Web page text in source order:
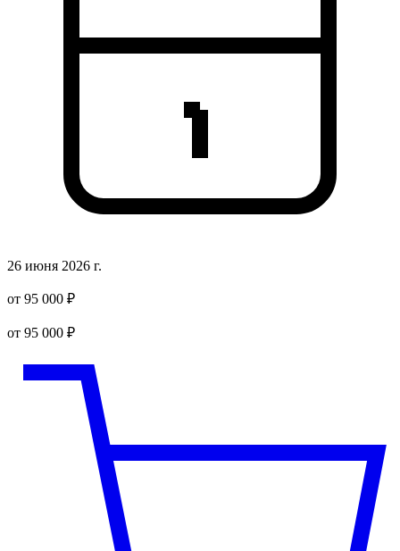
26 июня 2026 г.
от 95 000 ₽
от 95 000 ₽